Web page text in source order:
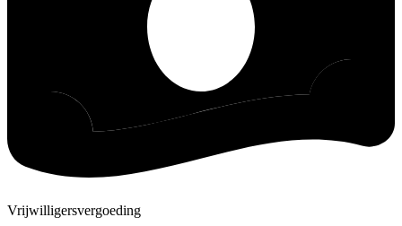
Vrijwilligersvergoeding